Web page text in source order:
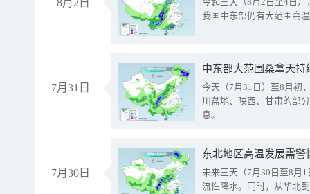
8月2日
我国中东部仍有大范围高
7月31日
中东部大范围桑拿天
今天（7月31日）至8月初
川盆地、陕西、甘肃的部
息。
7月30日
东北地区高温发展需
未来三天（7月30日至8月
流性降水。同时，从华北